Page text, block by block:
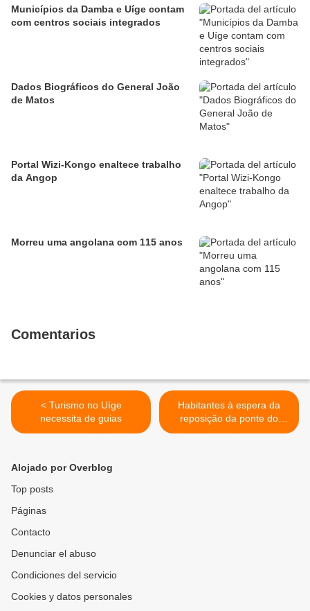
Municípios da Damba e Uíge contam
com centros sociais integrados
Dados Biográficos do General João
de Matos
Portal Wizi-Kongo enaltece trabalho
da Angop
Morreu uma angolana com 115 anos
Comentarios
< Turismo no Uíge
necessita de guias
Habitantes à espera da
reposição da ponte do
Lulovo >
Alojado por Overblog
Top posts
Páginas
Contacto
Denunciar el abuso
Condiciones del servicio
Cookies y datos personales